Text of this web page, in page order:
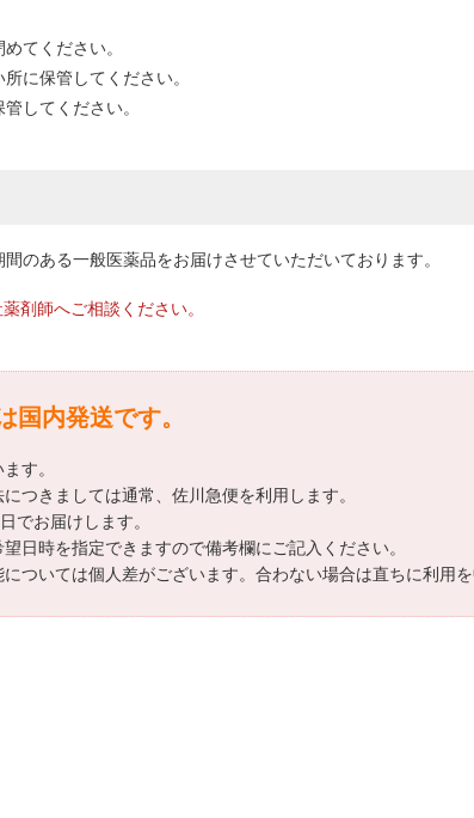
てください。
に保管してください。
してください。
のある一般医薬品をお届けさせていただいております。
剤師へご相談ください。
国内発送です。
す。
つきましては通常、佐川急便を利用します。
でお届けします。
日時を指定できますので備考欄にご記入ください。
ついては個人差がございます。合わない場合は直ちに利用